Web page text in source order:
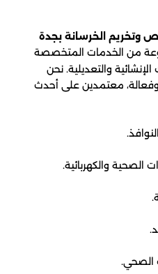
وتخريم الخرسانة بجدة
من الخدمات المتخصصة
والتعديلية. نحن
معتمدين على أحدث
الصحية والكهربائية.
الصحي.